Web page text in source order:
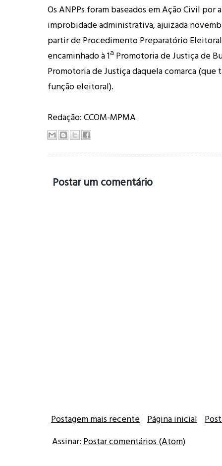
Os ANPPs foram baseados em Ação Civil por
improbidade administrativa, ajuizada
partir de Procedimento Preparatório Eleitoral
encaminhado à 1ª Promotoria de Justiça de
Promotoria de Justiça daquela comarca (que
função eleitoral).
Redação: CCOM-MPMA
Postar um comentário
Postagem mais recente Página inicial
Assinar: Postar comentários (Atom)